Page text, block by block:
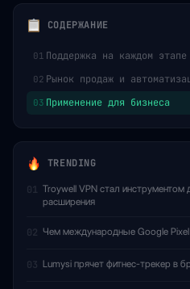
СОДЕРЖАНИЕ
01 Поддержка на каждом этапе
02 Рынок продаж и
03 Применение для бизнеса
TRENDING
01 Troywell VPN стал
расширения
02 Чем международные Google
03 Lumysi прячет фитнес-трекер в